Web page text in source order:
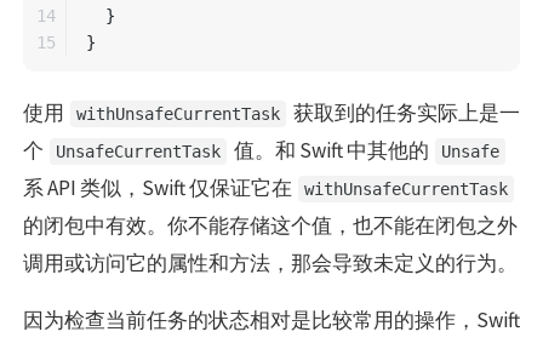
14
}
}
使用 withUnsafeCurrentTask
获取到的任务实际上是一
个
UnsafeCurrentTask 值。和 Swift 中其他的 Unsafe
系 API 类似，Swift 仅保证它在 withUnsafeCurrentTask
的闭包中有效。你不能存储这个值，也不能在闭包之外
调用或访问它的属性和方法，那会导致未定义的行为。
因为检查当前任务的状态相对是比较常用的操作，Swift